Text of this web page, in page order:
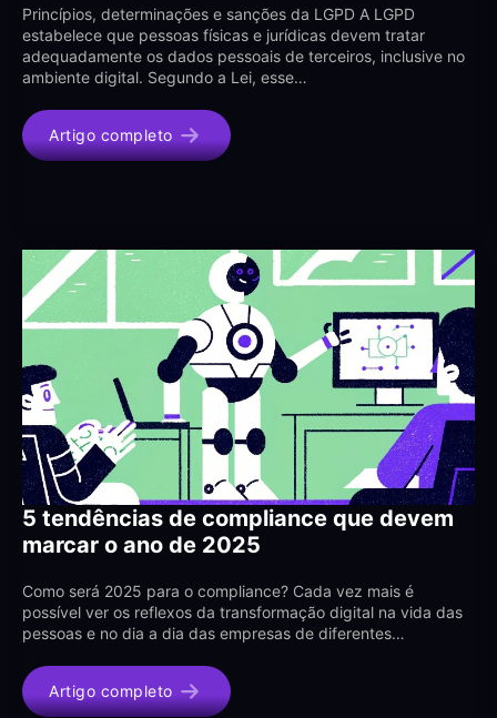
Princípios, determinações e sanções da LGPD A LGPD
estabelece que pessoas físicas e jurídicas devem tratar
adequadamente os dados pessoais de terceiros, inclusive no
ambiente digital. Segundo a Lei, esse…
Artigo completo
5 tendências de compliance que devem
marcar o ano de 2025
Como será 2025 para o compliance? Cada vez mais é
possível ver os reflexos da transformação digital na vida das
pessoas e no dia a dia das empresas de diferentes…
Artigo completo